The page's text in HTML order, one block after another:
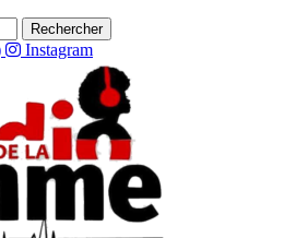
Instagram